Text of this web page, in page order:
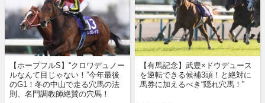
【ホープフルS】“クロワデュノー
ルなんて目じゃない！”今年最後
のG1！冬の中山で走る穴馬の法
則、名門調教師絶賛の穴馬！
【有馬記念】武豊×ドウデュース
を逆転できる候補3頭！と絶対に
馬券に加えるべき“隠れ穴馬！”